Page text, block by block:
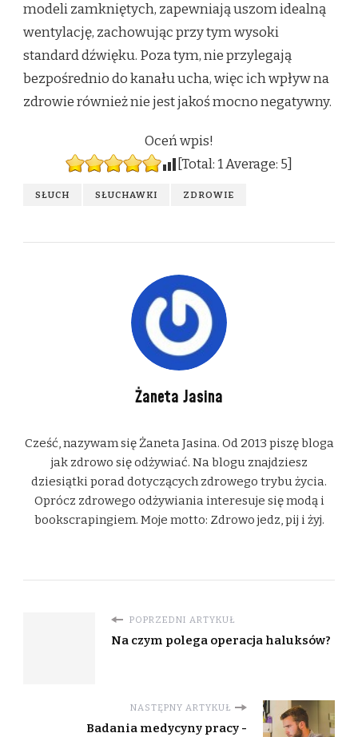
modeli zamkniętych, zapewniają uszom idealną
wentylację, zachowując przy tym wysoki
standard dźwięku. Poza tym, nie przylegają
bezpośrednio do kanału ucha, więc ich wpływ na
zdrowie również nie jest jakoś mocno negatywny.
Oceń wpis!
[Total:1Average: 5
SŁUCH SŁUCHAWKI ZDROWIE
Żaneta Jasina
Cześć, nazywam się Żaneta Jasina. Od 2013 piszę bloga
jak zdrowo się odżywiać. Na blogu znajdziesz
dziesiątki porad dotyczących zdrowego trybu życia.
Oprócz zdrowego odżywiania interesuje się modą i
bookscrapingiem. Moje motto: Zdrowo jedz, pij i żyj.
POPRZEDNI ARTYKUŁ
Na czym polega operacja haluksów?
NASTĘPNY ARTYKUŁ
Badania medycyny pracy -